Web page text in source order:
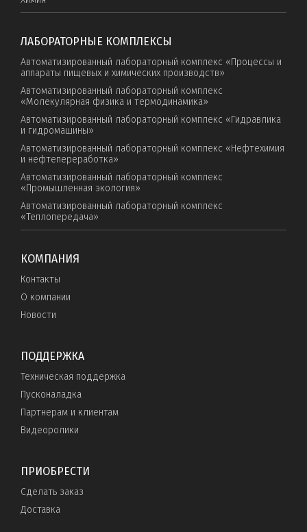
ЛАБОРАТОРНЫЕ КОМПЛЕКСЫ
Автоматизированный лабораторный комплекс «Процессы и
аппараты пищевых и химических производств»
Автоматизированный лабораторный комплекс
«Молекулярная физика и термодинамика»
Автоматизированный лабораторный комплекс «Гидравлика
и гидромашины»
Автоматизированный лабораторный комплекс «Нефтехимия
и нефтепереработка»
Автоматизированный лабораторный комплекс
«Промышленная экология»
Автоматизированный лабораторный комплекс
«Теплопередача»
КОМПАНИЯ
Контакты
О компании
Новости
ПОДДЕРЖКА
Техническая поддержка
Пусконаладка
Партнерам и клиентам
Видеоролики
ПРИОБРЕСТИ
Сделать заказ
Доставка